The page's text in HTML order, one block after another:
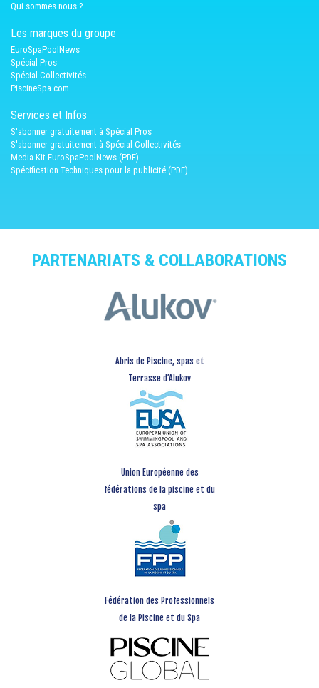
Qui sommes nous ?
Les marques du groupe
EuroSpaPoolNews
Spécial Pros
Spécial Collectivités
PiscineSpa.com
Services et Infos
S'abonner gratuitement à Spécial Pros
S'abonner gratuitement à Spécial Collectivités
Media Kit EuroSpaPoolNews (PDF)
Spécification Techniques pour la publicité (PDF)
PARTENARIATS & COLLABORATIONS
Abris de Piscine, spas et
Terrasse d’Alukov
Union Européenne des
fédérations de la piscine et du
spa
Fédération des Professionnels
de la Piscine et du Spa